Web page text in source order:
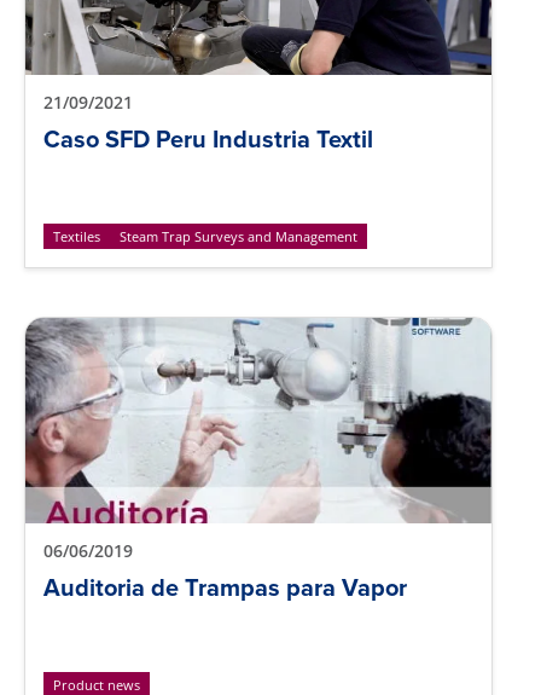
21/09/2021
Caso SFD Peru Industria Textil
Textiles Steam Trap Surveys and Management
06/06/2019
Auditoria de Trampas para Vapor
Product news